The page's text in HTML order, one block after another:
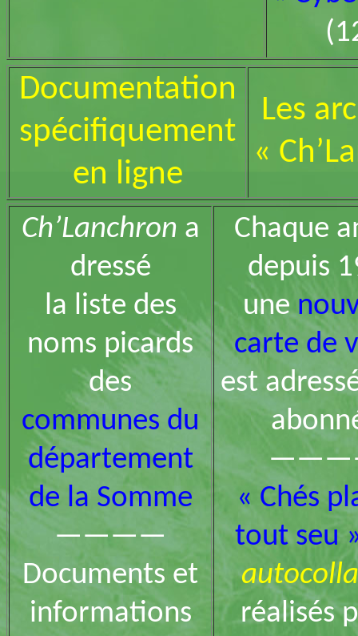
Documentation
spécifiquement
en ligne
Les
«
Ch’Lanchron a
dressé
la liste des
noms picards
des
communes du
département
de la Somme
————
Documents et
informations
Chaque
depuis
une
carte de
est
« Chés
tout seu
réalisés